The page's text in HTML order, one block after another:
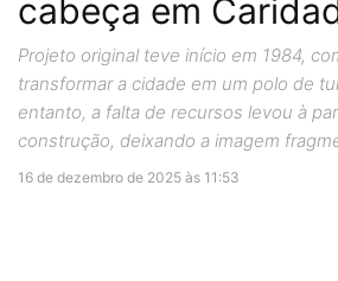
cabeça em
Projeto original teve início em 1984,
transformar a cidade em um polo de
entanto, a falta de recursos levou à
construção, deixando a imagem
16 de dezembro de 2025 às 11:53